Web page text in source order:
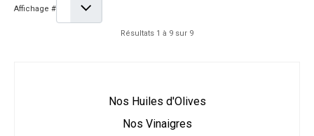
Affichage #
Résultats 1 à 9 sur 9
Nos Huiles d'Olives
Nos Vinaigres